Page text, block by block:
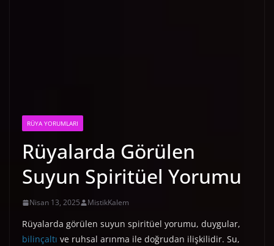
RÜYA YORUMLARI
Rüyalarda Görülen
Suyun Spiritüel Yorumu
Nisan 13, 2025 MistikKalem
Rüyalarda görülen suyun spiritüel yorumu, duygular,
bilinçaltı ve ruhsal arınma ile doğrudan ilişkilidir. Su,